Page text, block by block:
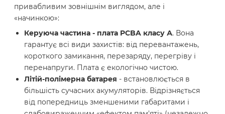
привабливим зовнішнім виглядом, але і
«начинкою»:
Керуюча частина - плата PCBA класу А. Вона
гарантує всі види захистів: від перевантажень,
короткого замикання, перезаряду, перегріву і
перенапруги. Плата є екологічно чистою.
Літій-полімерна батарея - встановлюється в
більшість сучасних акумуляторів. Відрізняється
від попередниць зменшеними габаритами і